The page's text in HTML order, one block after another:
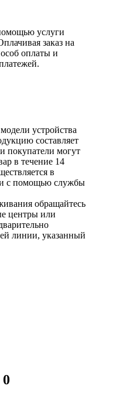
услуги
заказ на
оплаты и
устройства
составляет
покупатели могут
в течение 14
в
с помощью службы
обращайтесь
центры или
линии, указанный
0